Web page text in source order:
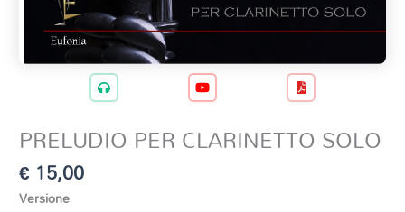
PRELUDIO PER CLARINETTO SOLO
€ 15,00
Versione